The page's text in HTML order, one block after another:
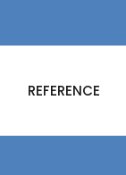
REFERENCE